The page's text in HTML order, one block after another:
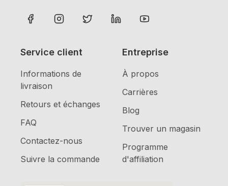
Service client
Informations de
livraison
Retours et échanges
FAQ
Contactez-nous
Suivre la commande
Entreprise
À propos
Carrières
Blog
Trouver un magasin
Programme
d'affiliation